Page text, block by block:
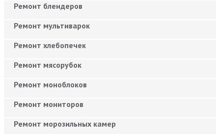
Ремонт блендеров
Ремонт мультиварок
Ремонт хлебопечек
Ремонт мясорубок
Ремонт моноблоков
Ремонт мониторов
Ремонт морозильных камер